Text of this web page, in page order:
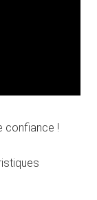
confiance !